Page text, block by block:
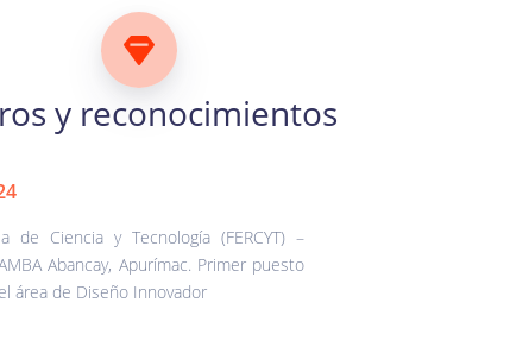
y reconocimientos
de Ciencia y Tecnología (FERCYT) –
Abancay, Apurímac. Primer puesto
área de Diseño Innovador